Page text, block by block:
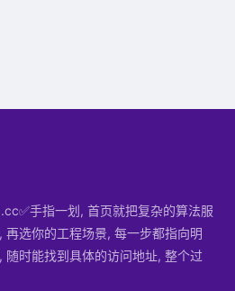
手指一划, 首页就把复杂的算法服
再选你的工程场景, 每一步都指向明
时能找到具体的访问地址, 整个过